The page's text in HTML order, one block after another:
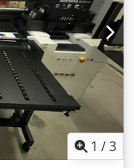
1 /3